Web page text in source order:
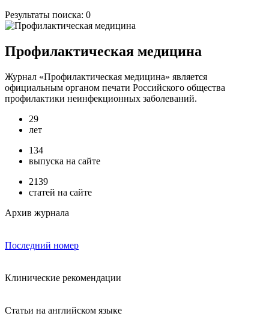
Результаты поиска: 0
Профилактическая медицина
Журнал «Профилактическая медицина» является
официальным органом печати Российского общества
профилактики неинфекционных заболеваний.
29
лет
134
выпуска на сайте
2139
статей на сайте
Архив журнала
Последний номер
Клинические рекомендации
Статьи на английском языке